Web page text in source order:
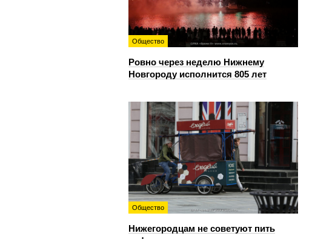
Общество
Ровно через неделю Нижнему
Новгороду исполнится 805 лет
Общество
Нижегородцам не советуют пить